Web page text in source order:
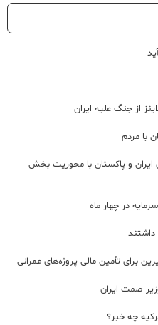
با مردم
و پاکستان با محوریت بخش
داشتند
برای تأمین مالی پروژه‌های عمرانی
صمت ایران
چه خبر؟